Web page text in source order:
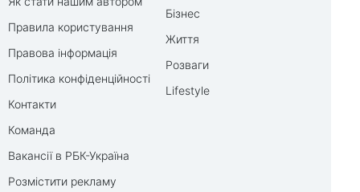
Правила користування
Правова інформація
Політика конфіденційності
Контакти
Команда
Вакансії в РБК-Україна
Розмістити рекламу
Бізнес
Життя
Розваги
Lifestyle